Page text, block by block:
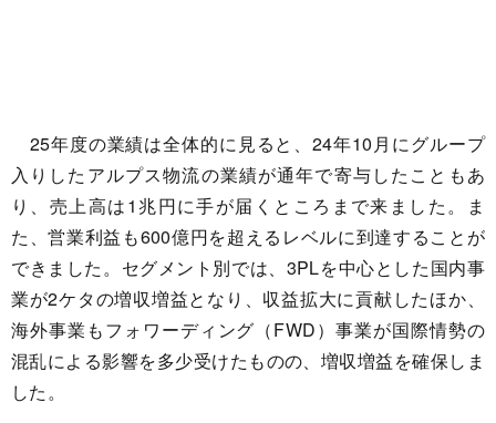
25年度の業績は全体的に見ると、24年10月にグループ
入りしたアルプス物流の業績が通年で寄与したこともあ
り、売上高は1兆円に手が届くところまで来ました。ま
た、営業利益も600億円を超えるレベルに到達することが
できました。セグメント別では、3PLを中心とした国内事
業が2ケタの増収増益となり、収益拡大に貢献したほか、
海外事業もフォワーディング（FWD）事業が国際情勢の
混乱による影響を多少受けたものの、増収増益を確保しま
した。